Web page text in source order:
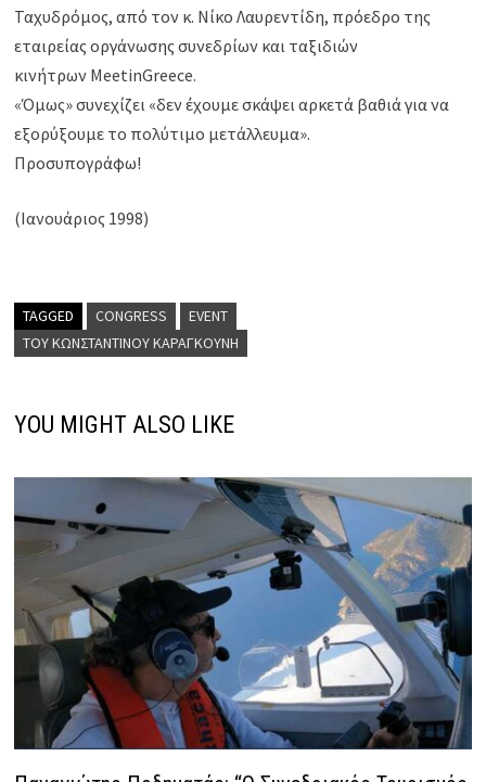
Ταχυδρόμος, από τον κ. Νίκο Λαυρεντίδη, πρόεδρο της
εταιρείας οργάνωσης συνεδρίων και ταξιδιών
κινήτρων MeetinGreece.
«Όμως» συνεχίζει «δεν έχουμε σκάψει αρκετά βαθιά για να
εξορύξουμε το πολύτιμο μετάλλευμα».
Προσυπογράφω!
(Ιανουάριος 1998)
TAGGED CONGRESS
EVENT
ΤΟΥ ΚΩΝΣΤΑΝΤΊΝΟΥ ΚΑΡΑΓΚΟΎΝΗ
YOU MIGHT ALSO LIKE